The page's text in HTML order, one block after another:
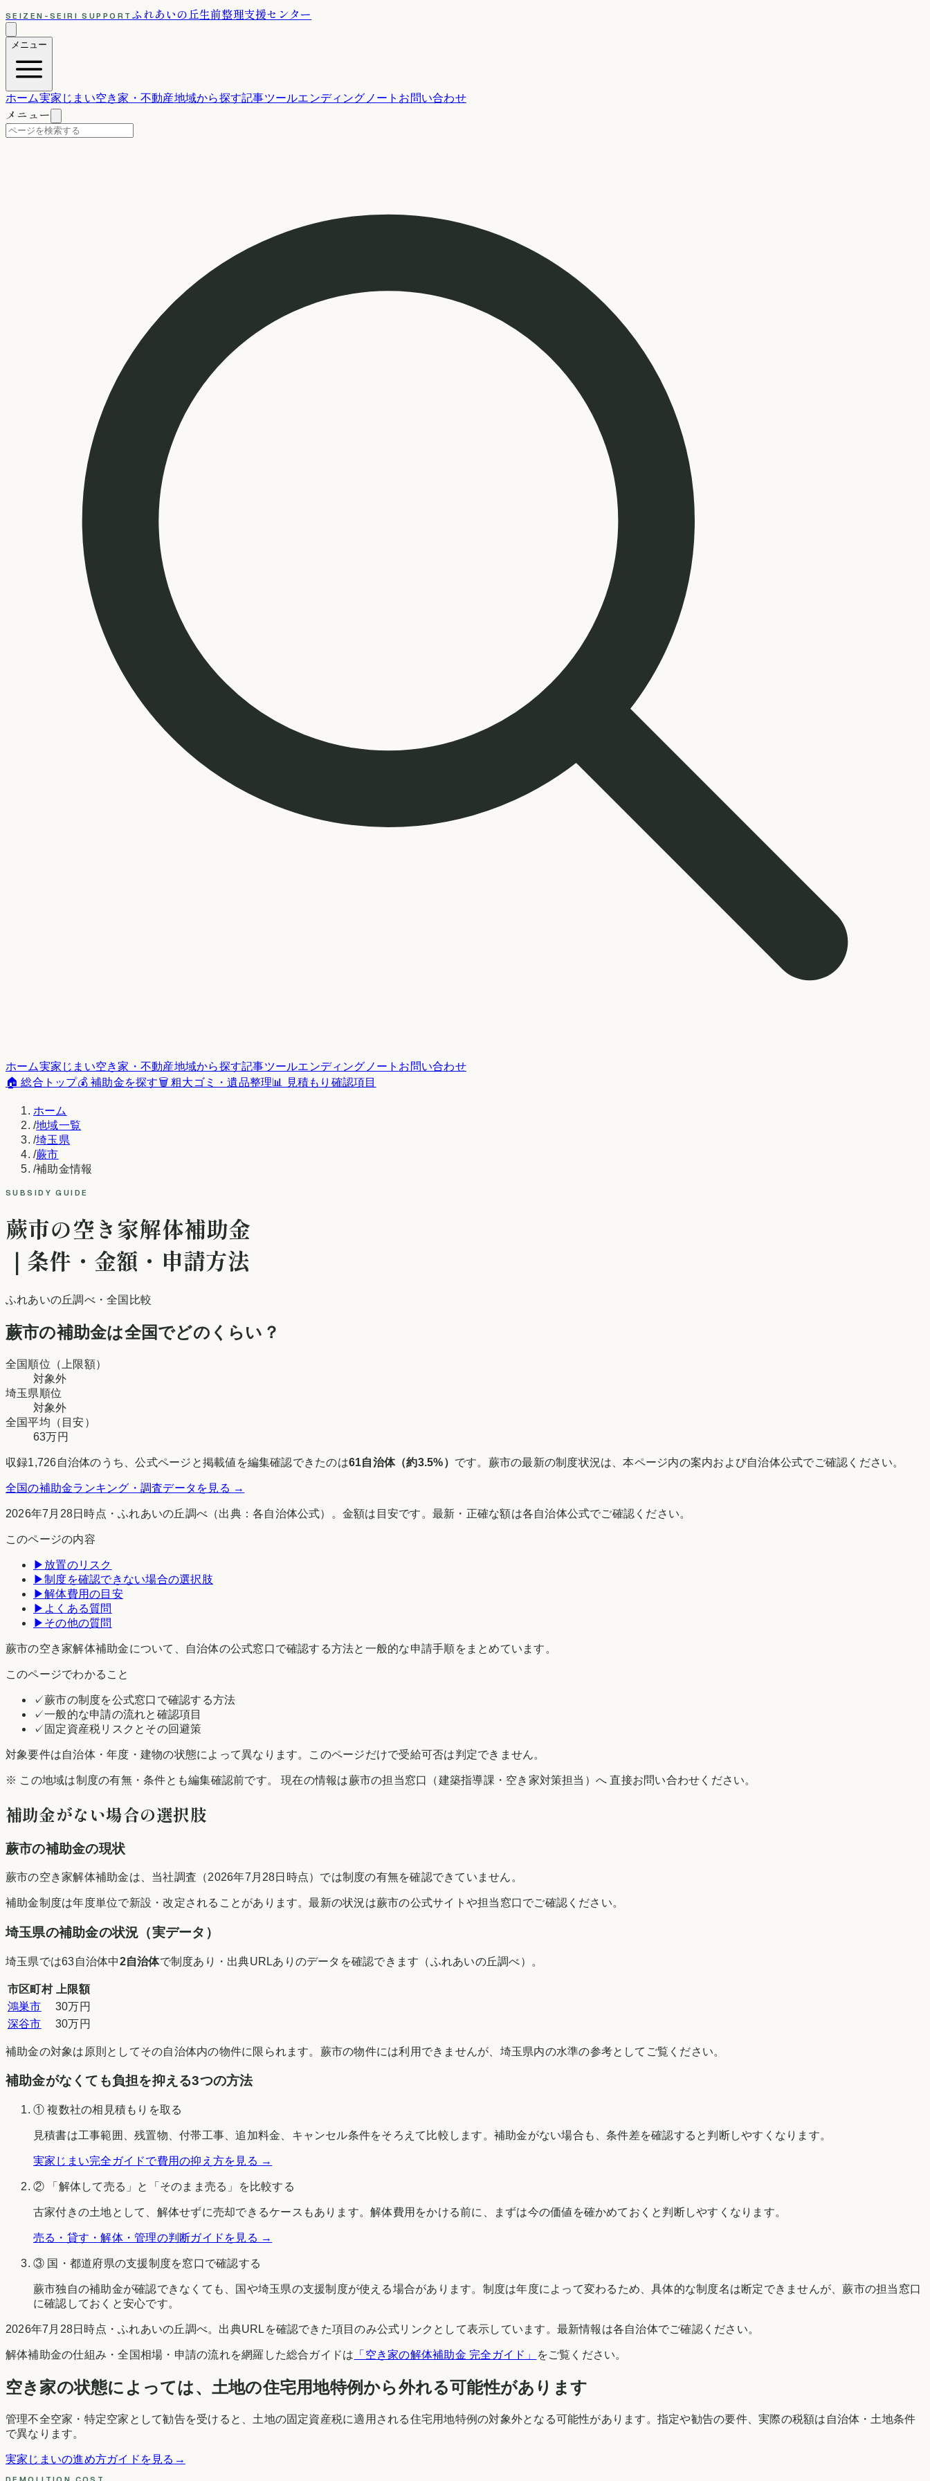
SEIZEN-SEIRI SUPPORT ふれあいの丘生前整理支援センター
メニュー
ホーム実家じまい空き家・不動産地域から探す記事ツールエンディングノート お問い合わせ
メニュー
ホーム実家じまい空き家・不動産地域から探す記事ツールエンディングノート お問い合わせ
🏠 総合トップ💰 補助金を探す🗑️ 粗大ゴミ・遺品整理📊 見積もり確認項目
ホーム
/地域一覧
/埼玉県
/蕨市
/補助金情報
SUBSIDY GUIDE
蕨市の空き家解体補助金
｜条件・金額・申請方法
ふれあいの丘調べ・全国比較
蕨市の補助金は全国でどのくらい？
全国順位（上限額）
対象外
埼玉県順位
対象外
全国平均（目安）
63万円
収録1,726自治体のうち、公式ページと掲載値を編集確認できたのは61自治体（約3.5%） です。 蕨市の最新の制度状況は、本ページ内の案内および自治体公式でご確認ください。
全国の補助金ランキング・調査データを見る →
2026年7月28日時点 ・ふれあいの丘調べ （出典：各自治体公式）。金額は目安です。最新・正確な額は各自治体公式でご確認ください。
このページの内容
▶ 放置のリスク
▶制度を確認できない場合の選択肢
▶解体費用の目安
▶ よくある質問
▶ その他の質問
蕨市の空き家解体補助金について、自治体の公式窓口で確認する方法と一般的な申請手順をまとめています。
このページでわかること
✓蕨市の制度を公式窓口で確認する方法
✓一般的な申請の流れと確認項目
✓ 固定資産税リスクとその回避策
対象要件は自治体・年度・建物の状態によって異なります。このページだけで受給可否は判定できません。
※ この地域は制度の有無・条件とも編集確認前です。 現在の情報は蕨市の担当窓口（建築指導課・空き家対策担当）へ 直接お問い合わせください。
補助金がない場合の選択肢
蕨市の補助金の現状
蕨市の空き家解体補助金は、当社調査（2026年7月28日時点）では制度の有無を確認できていません。
補助金制度は年度単位で新設・改定されることがあります。最新の状況は蕨市の公式サイトや担当窓口でご確認ください。
埼玉県の補助金の状況（実データ）
埼玉県では63自治体中2自治体で制度あり・出典URLありのデータを確認できます（ふれあいの丘調べ）。
市区町村
上限額
鴻巣市
30万円
深谷市
30万円
補助金の対象は原則としてその自治体内の物件に限られます。 蕨市の物件には利用できませんが、 埼玉県内の水準の参考としてご覧ください。
補助金がなくても負担を抑える3つの方法
① 複数社の相見積もりを取る
見積書は工事範囲、残置物、付帯工事、追加料金、キャンセル条件をそろえて比較します。補助金がない場合も、条件差を確認すると判断しやすくなります。
実家じまい完全ガイドで費用の抑え方を見る →
② 「解体して売る」と「そのまま売る」を比較する
古家付きの土地として、解体せずに売却できるケースもあります。解体費用をかける前に、まずは今の価値を確かめておくと判断しやすくなります。
売る・貸す・解体・管理の判断ガイドを見る →
③ 国・都道府県の支援制度を窓口で確認する
蕨市独自の補助金が確認できなくても、国や埼玉県の支援制度が使える場合があります。制度は年度によって変わるため、具体的な制度名は断定できませんが、蕨市の担当窓口
に確認しておくと安心です。
2026年7月28日時点 ・ふれあいの丘調べ。出典URLを確認できた項目のみ公式リンクとして表示しています。最新情報は各自治体でご確認ください。
解体補助金の仕組み・全国相場・申請の流れを網羅した総合ガイドは 「空き家の解体補助金 完全ガイド」 をご覧ください。
空き家の状態によっては、土地の住宅用地特例から外れる可能性があります
管理不全空家・特定空家として勧告を受けると、土地の固定資産税に適用される住宅用地特例の対象外となる可能性があります。指定や勧告の要件、実際の税額は自治体・土地条件
で異なります。
実家じまいの進め方ガイドを見る →